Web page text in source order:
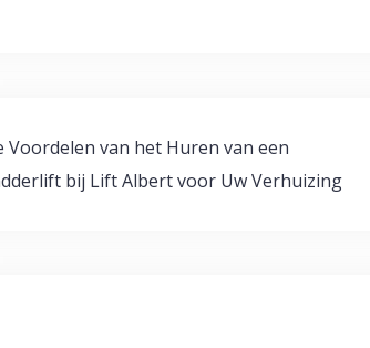
Voordelen van het Huren van een
bij Lift Albert voor Uw Verhuizing